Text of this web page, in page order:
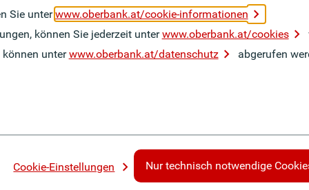
Sozialleistungen.
Mehr dazu
Sie unterwww.oberbank.at/cookie-informationen
können Sie jederzeit unterwww.oberbank.at/cookies
unterwww.oberbank.at/datenschutz abgerufen
Cookie-Einstellungen Nur technisch notwendige